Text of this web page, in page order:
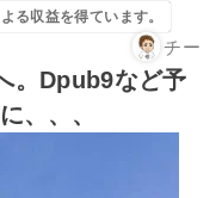
る収益を得ています。
チー
。Dpub9など予
、、、